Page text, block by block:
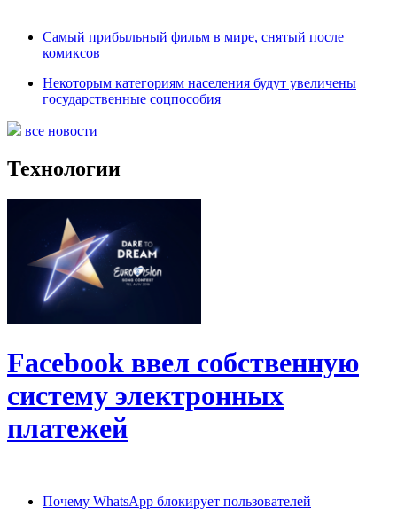
Самый прибыльный фильм в мире, снятый после
комиксов
Некоторым категориям населения будут увеличены
государственные соцпособия
все новости
Технологии
Facebook ввел собственную
систему электронных
платежей
Почему WhatsApp блокирует пользователей